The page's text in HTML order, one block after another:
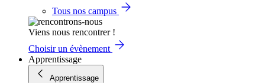
Tous nos campus
Viens nous rencontrer !
Choisir un évènement
Apprentissage
Apprentissage